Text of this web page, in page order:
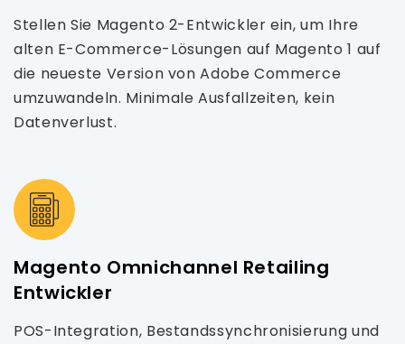
Stellen Sie Magento 2-Entwickler ein, um Ihre
alten E-Commerce-Lösungen auf Magento 1 auf
die neueste Version von Adobe Commerce
umzuwandeln. Minimale Ausfallzeiten, kein
Datenverlust.
Magento Omnichannel Retailing
Entwickler
POS-Integration, Bestandssynchronisierung und